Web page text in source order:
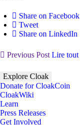
Share on Facebook
Tweet
Share on LinkedIn
Previous Post Lire tout
Explore Cloak
Donate for CloakCoin
CloakWiki
Learn
Press Releases
Get Involved